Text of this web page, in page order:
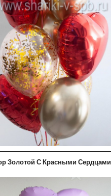
Золотой С Красными Сердцами